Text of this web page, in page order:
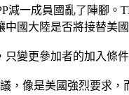
一成員國亂了陣腳
國大陸是否將接替美
變更參加者的加入條
像是美國強烈要求